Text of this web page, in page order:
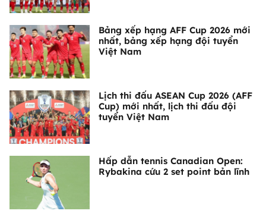
Bảng xếp hạng AFF Cup 2026 mới
nhất, bảng xếp hạng đội tuyển
Việt Nam
Lịch thi đấu ASEAN Cup 2026 (AFF
Cup) mới nhất, lịch thi đấu đội
tuyển Việt Nam
Hấp dẫn tennis Canadian Open:
Rybakina cứu 2 set point bản lĩnh